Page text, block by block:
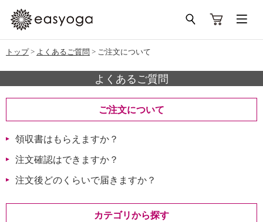
トップ> よくあるご質問 > ご注文について
よくあるご質問
ご注文について
領収書はもらえますか？
注文確認はできますか？
注文後どのくらいで届きますか？
カテゴリから探す